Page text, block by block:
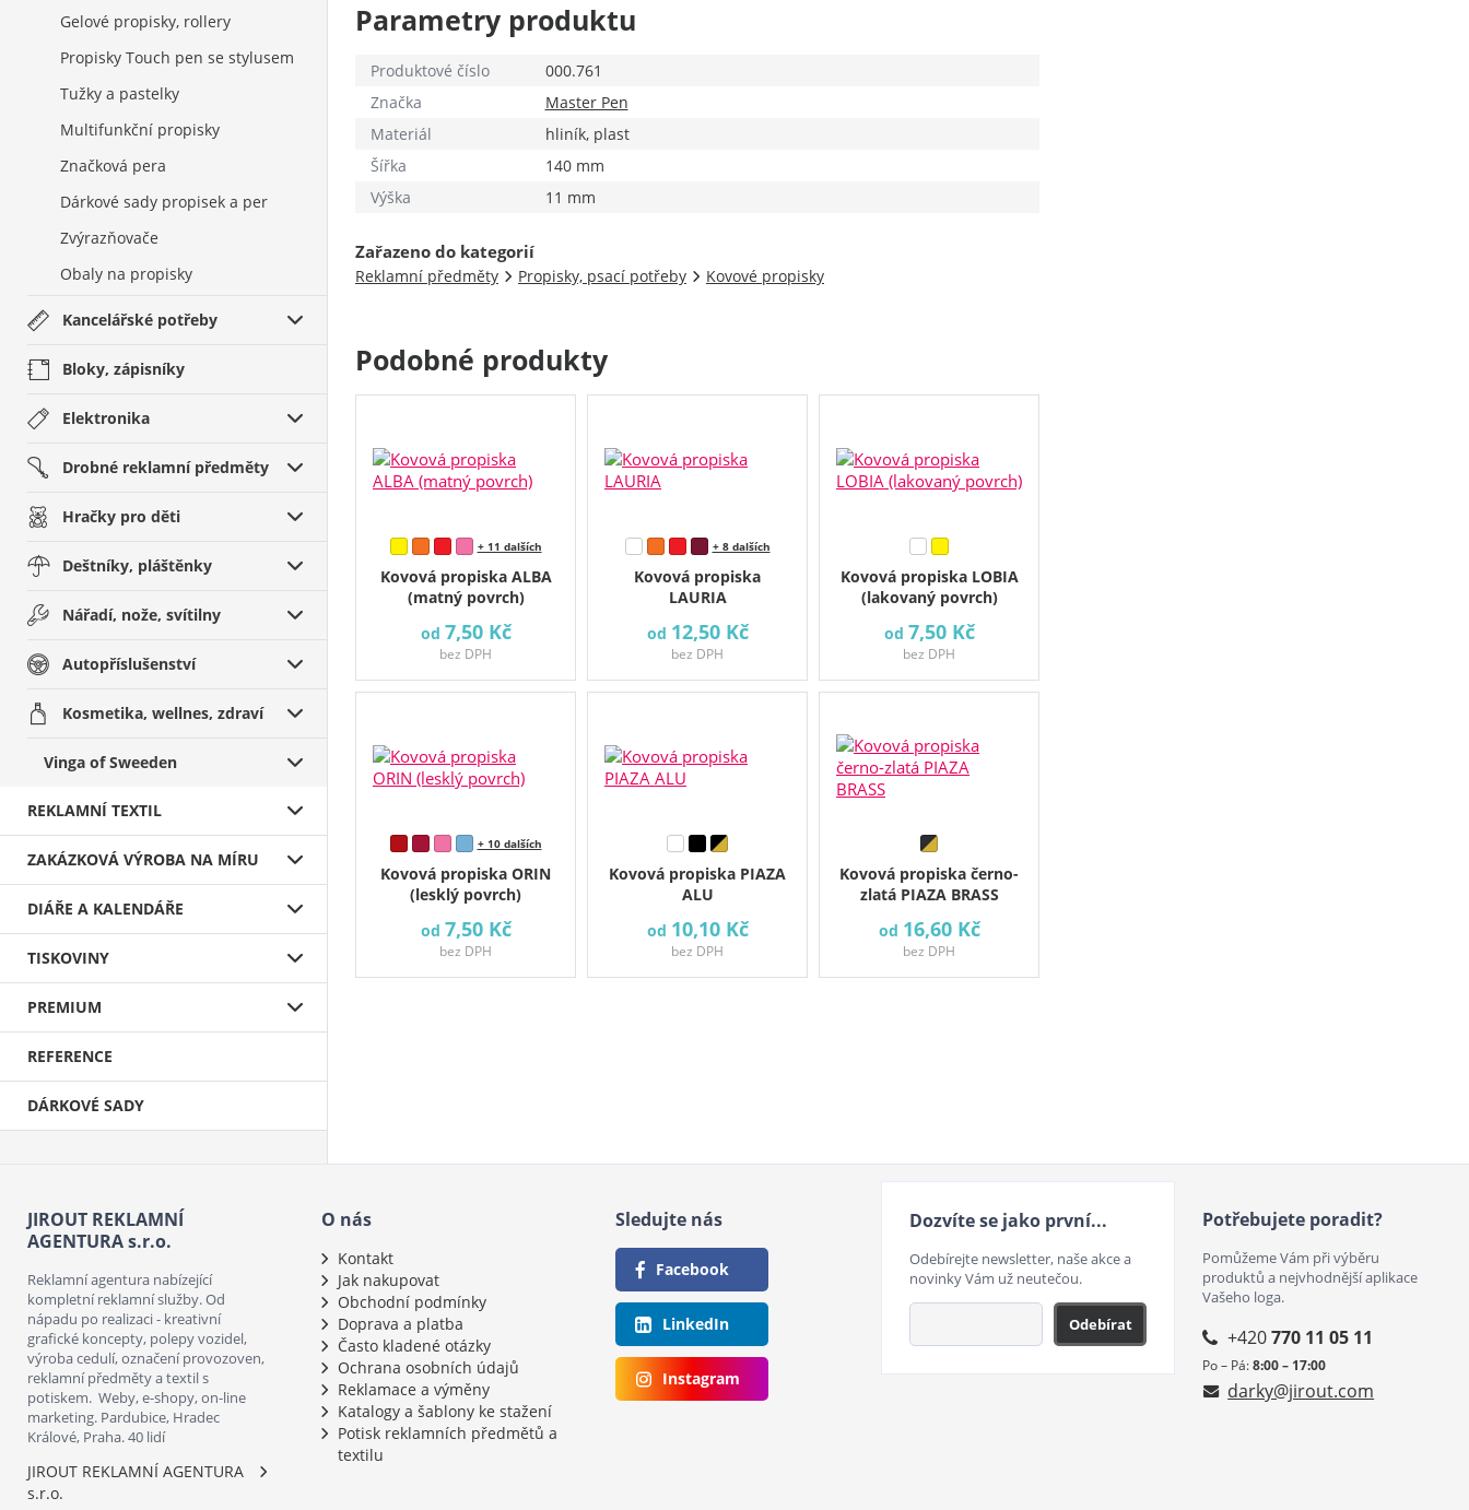
Gelové propisky, rollery
Propisky Touch pen se stylusem
Tužky a pastelky
Multifunkční propisky
Značková pera
Dárkové sady propisek a per
Zvýrazňovače
Obaly na propisky
Kancelářské potřeby
Bloky, zápisníky
Elektronika
Drobné reklamní předměty
Hračky pro děti
Deštníky, pláštěnky
Nářadí, nože, svítilny
Autopříslušenství
Kosmetika, wellnes, zdraví
Vinga of Sweeden
REKLAMNÍ TEXTIL
ZAKÁZKOVÁ VÝROBA NA MÍRU
DIÁŘE A KALENDÁŘE
TISKOVINY
PREMIUM
REFERENCE
DÁRKOVÉ SADY
Parametry produktu
Produktové číslo
000.761
Značka
Master Pen
Materiál
hliník, plast
Šířka
140 mm
Výška
11 mm
Zařazeno do kategorií
Reklamní předměty Propisky, psací potřeby Kovové propisky
Podobné produkty
Kovová propiska ALBA
(matný povrch)
+ 11 dalších
od 7,50 Kč
bez DPH
Kovová propiska
LAURIA
+ 8 dalších
od 12,50 Kč
bez DPH
Kovová propiska LOBIA
(lakovaný povrch)
od 7,50 Kč
bez DPH
Kovová propiska ORIN
(lesklý povrch)
+ 10 dalších
od 7,50 Kč
bez DPH
Kovová propiska PIAZA
ALU
od 10,10 Kč
bez DPH
Kovová propiska černo-
zlatá PIAZA BRASS
od 16,60 Kč
bez DPH
JIROUT REKLAMNÍ
AGENTURA s.r.o.
Reklamní agentura nabízející
kompletní reklamní služby. Od
nápadu po realizaci - kreativní
grafické koncepty, polepy vozidel,
výroba cedulí, označení provozoven,
reklamní předměty a textil s
potiskem. Weby, e-shopy, on-line
marketing. Pardubice, Hradec
Králové, Praha. 40 lidí
JIROUT REKLAMNÍ AGENTURA
s.r.o.
O nás
Kontakt
Jak nakupovat
Obchodní podmínky
Doprava a platba
Často kladené otázky
Ochrana osobních údajů
Reklamace a výměny
Katalogy a šablony ke stažení
Potisk reklamních předmětů a
textilu
Sledujte nás
Facebook
LinkedIn
Instagram
Dozvíte se jako první...
Odebírejte newsletter, naše akce a
novinky Vám už neutečou.
Odebírat
Potřebujete poradit?
Pomůžeme Vám při výběru
produktů a nejvhodnější aplikace
Vašeho loga.
+420770 11 05 11
Po – Pá:8:00 – 17:00
darky@jirout.com